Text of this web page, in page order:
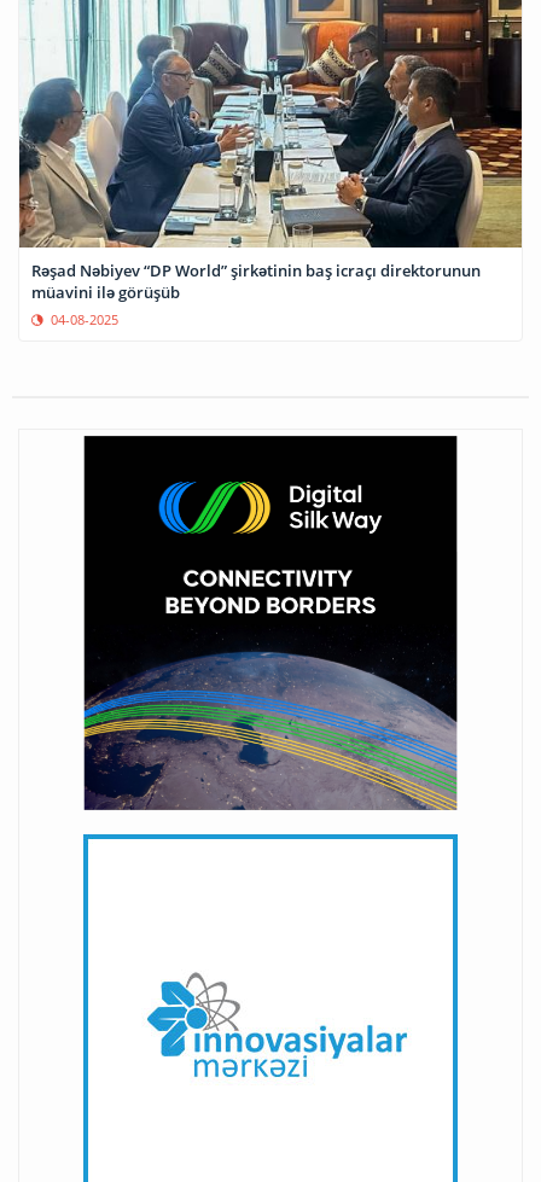
Rəşad Nəbiyev “DP World” şirkətinin baş icraçı direktorunun
müavini ilə görüşüb
04-08-2025